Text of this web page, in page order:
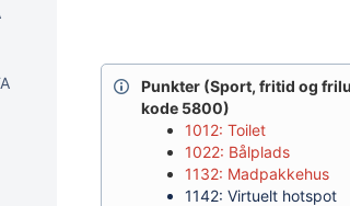
Punkter (Sport, fritid og
kode 5800)
1012: Toilet
1022: Bålplads
1132: Madpakkehus
1142: Virtuelt hotspot